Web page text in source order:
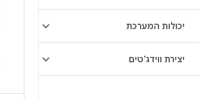
יכולות המערכת
יצירת ווידג'טים